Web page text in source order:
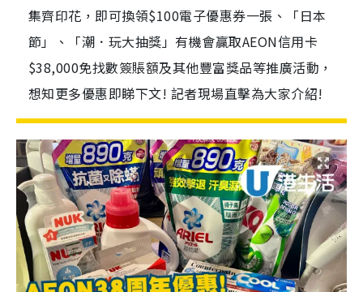
集齊印花，即可換領$100電子優惠券一張、「日本
節」、「潮．玩大抽獎」有機會贏取AEON信用卡
$38,000免找數簽賬額及其他豐富獎品等推廣活動，
想知更多優惠即睇下文! 記者現場直擊為大家介紹!